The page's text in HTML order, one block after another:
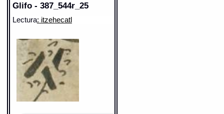
Sentido: obsidiana
Valor fonético: itz
https://tlachia.iib.unam.mx/elemento/04.04.06
Glifo - 387_544r_25
Lectura: itzehecatl